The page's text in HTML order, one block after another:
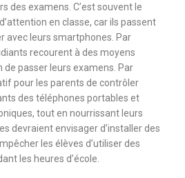
des examens. C’est souvent le
en classe, car ils passent
avec leurs smartphones. Par
recourent à des moyens
de passer leurs examens. Par
pour les parents de contrôler
des téléphones portables et
tout en nourrissant leurs
devraient envisager d’installer des
les élèves d’utiliser des
les heures d’école.